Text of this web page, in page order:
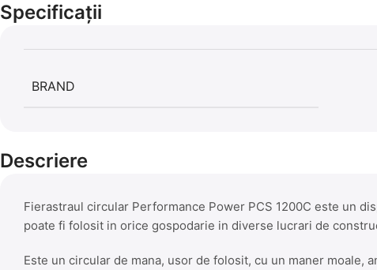
Specificații
BRAND
Descriere
Fierastraul circular Performance Power PCS 1200C este un
poate fi folosit in orice gospodarie in diverse lucrari de
Este un circular de mana, usor de folosit, cu un maner moale,